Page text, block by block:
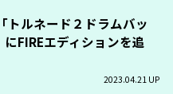
トルネード２ドラムバッ
FIREエディションを追
2023.04.21 UP